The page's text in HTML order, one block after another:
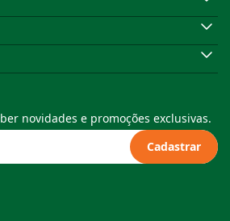
novidades e promoções exclusivas.
Cadastrar